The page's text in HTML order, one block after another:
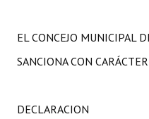
EL CONCEJO MUNICIPAL
SANCIONA CON
DECLARACION